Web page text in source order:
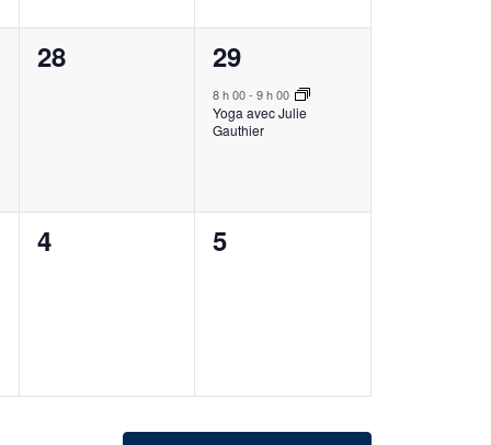
0
28
1
évènement,
29
8 h 00-9 h 00
Yoga avec Julie
Gauthier
0
4
0
5